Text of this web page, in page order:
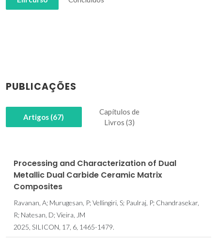
PUBLICAÇÕES
Artigos (67)
Capítulos de
Livros (3)
Processing and Characterization of Dual
Metallic Dual Carbide Ceramic Matrix
Composites
Ravanan, A; Murugesan, P; Vellingiri, S; Paulraj, P; Chandrasekar,
R; Natesan, D; Vieira, JM
2025, SILICON, 17, 6, 1465-1479.